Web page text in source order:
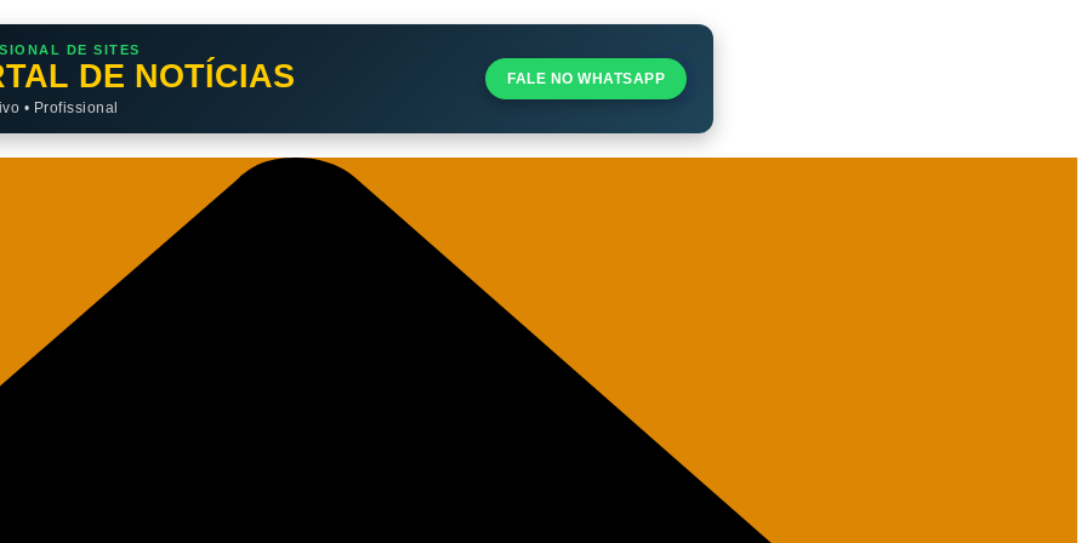
DE SITES
DE NOTÍCIAS
• Profissional
FALE NO WHATSAPP